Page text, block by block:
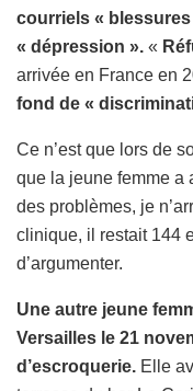
courriels «
« dépression ». «
arrivée en France en
fond de «
Ce n’est que lors de
que la jeune femme a
des problèmes, je
clinique, il restait 144
d’argumenter.
Une autre jeune
Versailles le 21
d’escroquerie. Elle